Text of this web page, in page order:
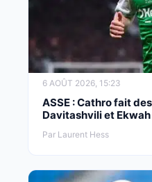
6 AOÛT 2026, 15:23
ASSE : Cathro fait
Davitashvili et Ekwah
Par Laurent Hess